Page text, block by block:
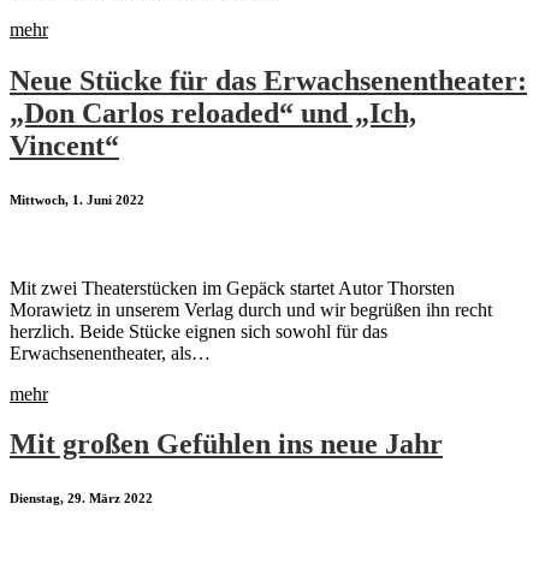
mehr
Neue Stücke für das Erwachsenentheater:
„Don Carlos reloaded“ und „Ich,
Vincent“
Mittwoch, 1. Juni 2022
Mit zwei Theaterstücken im Gepäck startet Autor Thorsten
Morawietz in unserem Verlag durch und wir begrüßen ihn recht
herzlich. Beide Stücke eignen sich sowohl für das
Erwachsenentheater, als…
mehr
Mit großen Gefühlen ins neue Jahr
Dienstag, 29. März 2022